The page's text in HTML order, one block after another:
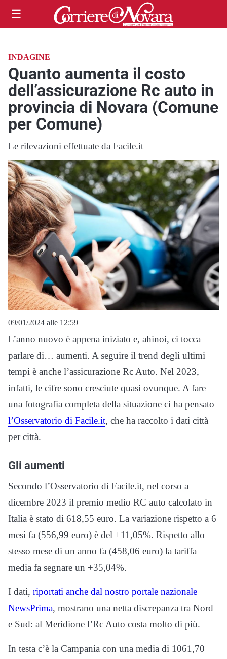
☰
INDAGINE
Quanto aumenta il costo
dell’assicurazione Rc auto in
provincia di Novara (Comune
per Comune)
Le rilevazioni effettuate da Facile.it
09/01/2024 alle 12:59
L’anno nuovo è appena iniziato e, ahinoi, ci tocca
parlare di… aumenti. A seguire il trend degli ultimi
tempi è anche l’assicurazione Rc Auto. Nel 2023,
infatti, le cifre sono cresciute quasi ovunque. A fare
una fotografia completa della situazione ci ha pensato
l’Osservatorio di Facile.it, che ha raccolto i dati città
per città.
Gli aumenti
Secondo l’Osservatorio di Facile.it, nel corso a
dicembre 2023 il premio medio RC auto calcolato in
Italia è stato di 618,55 euro. La variazione rispetto a 6
mesi fa (556,99 euro) è del +11,05%. Rispetto allo
stesso mese di un anno fa (458,06 euro) la tariffa
media fa segnare un +35,04%.
I dati, riportati anche dal nostro portale nazionale
NewsPrima, mostrano una netta discrepanza tra Nord
e Sud: al Meridione l’Rc Auto costa molto di più.
In testa c’è la Campania con una media di 1061,70